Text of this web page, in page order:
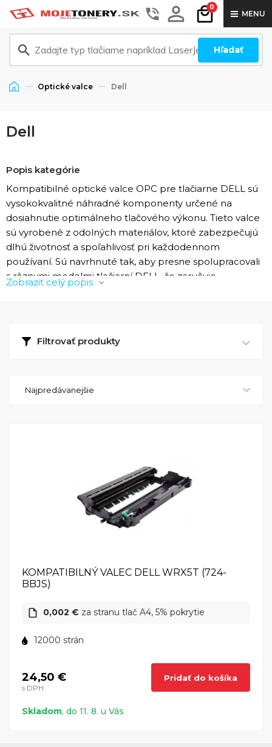
0
MENU
Hľadať
Optické valce Dell
Dell
Popis kategórie
Kompatibilné optické valce OPC pre tlačiarne DELL sú
vysokokvalitné náhradné komponenty určené na
dosiahnutie optimálneho tlačového výkonu. Tieto valce
sú vyrobené z odolných materiálov, ktoré zabezpečujú
dlhú životnosť a spoľahlivosť pri každodennom
používaní. Sú navrhnuté tak, aby presne spolupracovali
s rôznymi modelmi tlačiarní DELL, čo zaručuje
jednoduchú inštaláciu a bezproblémovú prevádzku. S
výkonom pri každej tlačovej úlohe.
Zobraziť celý popis
Filtrovať produkty
Najpredávanejšie
KOMPATIBILNÝ VALEC DELL WRX5T (724-
BBJS)
0,002 € za stranu tlač A4, 5% pokrytie
12000 strán
24,50 €
s DPH
Pridať do košíka
Skladom, do 11. 8. u Vás